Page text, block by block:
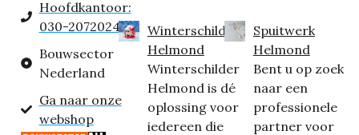
Hoofdkantoor:
030-2072024
Bouwsector
Nederland
Ga naar onze
webshop
Winterschilder
Helmond
Winterschilder
Helmond is dé
oplossing voor
iedereen die
Spuitwerk
Helmond
Bent u op zoek
naar een
professionele
partner voor